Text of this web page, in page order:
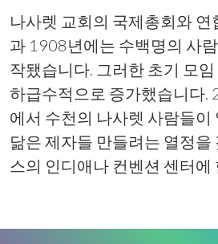
나사렛 교회의 국제총회와
과 1908년에는 수백명의 사
작됐습니다. 그러한 초기 모
하급수적으로 증가했습니다.
에서 수천의 나사렛 사람들이
닮은 제자들 만들려는 열정을
스의 인디애나 컨벤션 센터에